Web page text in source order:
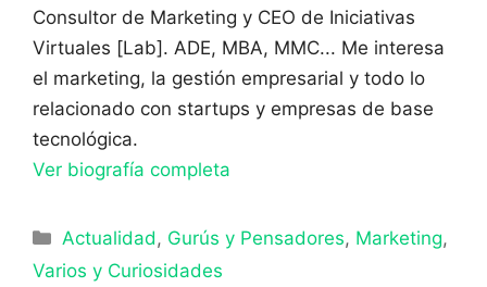
Consultor de Marketing y CEO de Iniciativas
Virtuales [Lab]. ADE, MBA, MMC... Me interesa
el marketing, la gestión empresarial y todo lo
relacionado con startups y empresas de base
tecnológica.
Ver biografía completa
Categorías
Actualidad , Gurús y Pensadores, Marketing,
Varios y Curiosidades